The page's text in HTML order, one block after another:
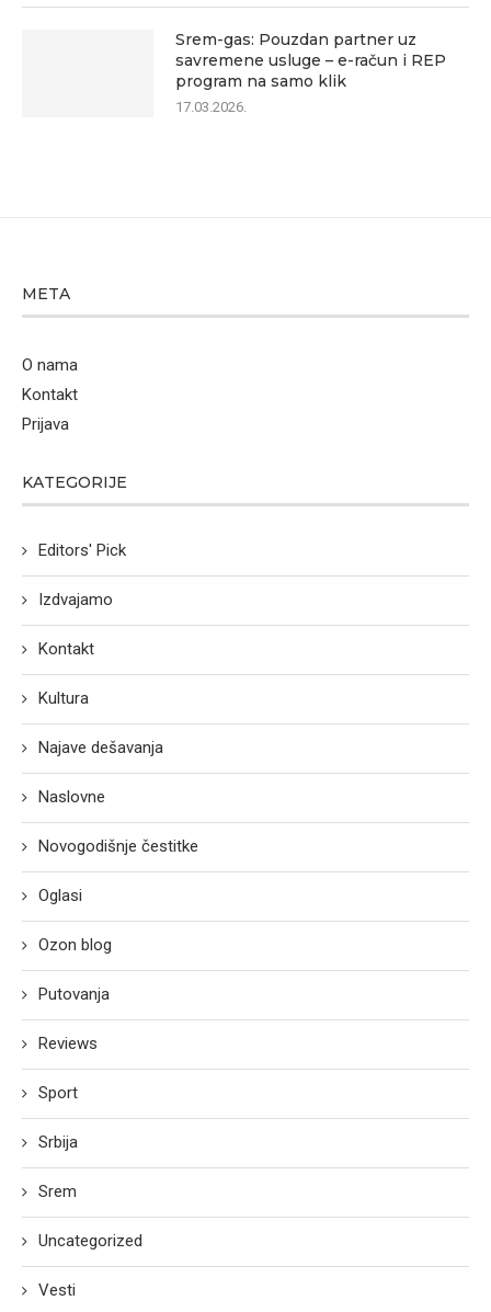
Srem-gas: Pouzdan partner uz
savremene usluge – e-račun i REP
program na samo klik
17.03.2026.
META
O nama
Kontakt
Prijava
KATEGORIJE
Editors' Pick
Izdvajamo
Kontakt
Kultura
Najave dešavanja
Naslovne
Novogodišnje čestitke
Oglasi
Ozon blog
Putovanja
Reviews
Sport
Srbija
Srem
Uncategorized
Vesti